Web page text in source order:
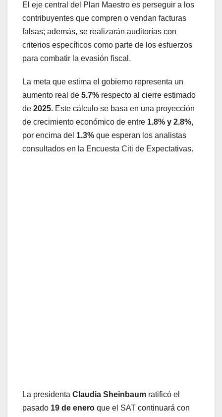
El eje central del Plan Maestro es perseguir a los
contribuyentes que compren o vendan facturas
falsas; además, se realizarán auditorías con
criterios específicos como parte de los esfuerzos
para combatir la evasión fiscal.
La meta que estima el gobierno representa un
aumento real de 5.7% respecto al cierre estimado
de 2025. Este cálculo se basa en una proyección
de crecimiento económico de entre 1.8% y 2.8%,
por encima del 1.3% que esperan los analistas
consultados en la Encuesta Citi de Expectativas.
La presidenta Claudia Sheinbaum ratificó el
pasado 19 de enero que el SAT continuará con